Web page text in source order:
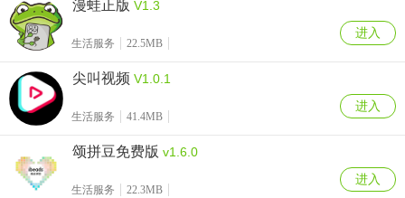
漫蛙正版 V1.3
生活服务 22.5MB
进入
尖叫视频 V1.0.1
生活服务 41.4MB
进入
颂拼豆免费版 v1.6.0
生活服务 22.3MB
进入